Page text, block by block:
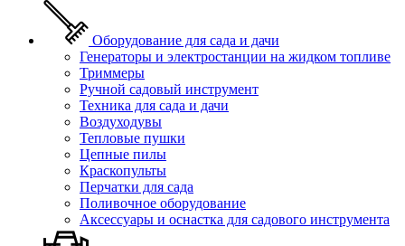
Оборудование для сада и дачи
Генераторы и электростанции на жидком топливе
Триммеры
Ручной садовый инструмент
Техника для сада и дачи
Воздуходувы
Тепловые пушки
Цепные пилы
Краскопульты
Перчатки для сада
Поливочное оборудование
Аксессуары и оснастка для садового инструмента